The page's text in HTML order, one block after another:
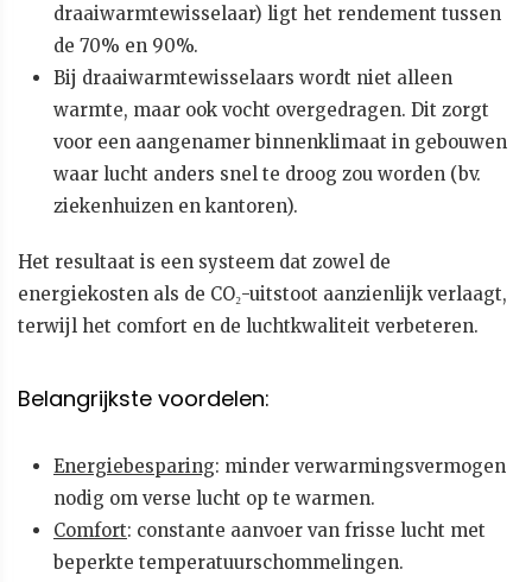
draaiwarmtewisselaar) ligt het rendement tussen
de 70% en 90%.
Bij draaiwarmtewisselaars wordt niet alleen
warmte, maar ook vocht overgedragen. Dit zorgt
voor een aangenamer binnenklimaat in gebouwen
waar lucht anders snel te droog zou worden (bv.
ziekenhuizen en kantoren).
Het resultaat is een systeem dat zowel de
energiekosten als de CO₂-uitstoot aanzienlijk verlaagt,
terwijl het comfort en de luchtkwaliteit verbeteren.
Belangrijkste voordelen:
Energiebesparing: minder verwarmingsvermogen
nodig om verse lucht op te warmen.
Comfort: constante aanvoer van frisse lucht met
beperkte temperatuurschommelingen.